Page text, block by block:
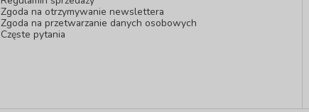
Zgoda na otrzymywanie newslettera
Zgoda na przetwarzanie danych osobowych
Częste pytania